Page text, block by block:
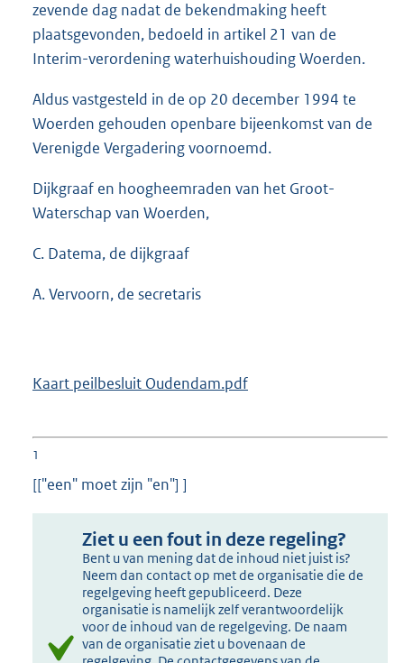
zevende dag nadat de bekendmaking heeft
plaatsgevonden, bedoeld in artikel 21 van de
Interim-verordening waterhuishouding Woerden.
Aldus vastgesteld in de op 20 december 1994 te
Woerden gehouden openbare bijeenkomst van de
Verenigde Vergadering voornoemd.
Dijkgraaf en hoogheemraden van het Groot-
Waterschap van Woerden,
C. Datema, de dijkgraaf
A. Vervoorn, de secretaris
Kaart peilbesluit Oudendam.pdf
1
[["een" moet zijn "en"] ]
Ziet u een fout in deze regeling?
Bent u van mening dat de inhoud niet juist is?
Neem dan contact op met de organisatie die de
regelgeving heeft gepubliceerd. Deze
organisatie is namelijk zelf verantwoordelijk
voor de inhoud van de regelgeving. De naam
van de organisatie ziet u bovenaan de